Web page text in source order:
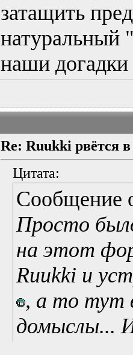
затащить
натуральный
наши
Re: Ruukki рвётся
Цитата:
Сообщение
Просто
на этот
Ruukki и
, а то тут
домыслы...